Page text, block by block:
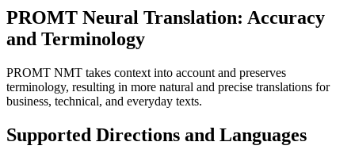
PROMT Neural Translation: Accuracy
and Terminology
PROMT NMT takes context into account and preserves
terminology, resulting in more natural and precise translations for
business, technical, and everyday texts.
Supported Directions and Languages